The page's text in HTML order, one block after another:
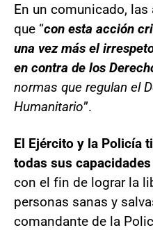
En un comunicado,
que “con esta acción
una vez más el
en contra de los
normas que regulan el
Humanitario”.
El Ejército y la Policía
todas sus capacidades
con el fin de lograr la
personas sanas y
comandante de la